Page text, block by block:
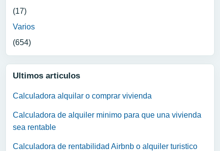
(17)
Varios
(654)
Ultimos articulos
Calculadora alquilar o comprar vivienda
Calculadora de alquiler minimo para que una vivienda
sea rentable
Calculadora de rentabilidad Airbnb o alquiler turistico